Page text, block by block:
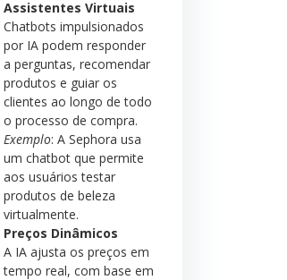
Assistentes Virtuais
Chatbots impulsionados
por IA podem responder
a perguntas, recomendar
produtos e guiar os
clientes ao longo de todo
o processo de compra.
Exemplo: A Sephora usa
um chatbot que permite
aos usuários testar
produtos de beleza
virtualmente.
Preços Dinâmicos
A IA ajusta os preços em
tempo real, com base em